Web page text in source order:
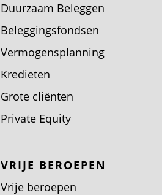
Duurzaam Beleggen
Beleggingsfondsen
Vermogensplanning
Kredieten
Grote cliënten
Private Equity
VRIJE BEROEPEN
Vrije beroepen